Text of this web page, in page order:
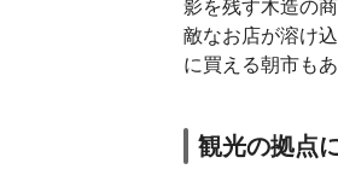
影を残す木造の
敵なお店が溶け
に買える朝市も
観光の拠点